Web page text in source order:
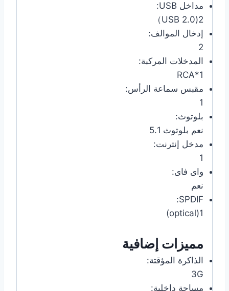
مداخل USB:
2(USB 2.0）
إدخال الموالف:
2
المدخلات المركبة:
1*RCA
مقبس سماعة الرأس:
1
بلوتوث:
نعم بلوتوث 5.1
مدخل إنترنت:
1
واى فاى:
نعم
SPDIF:
1(optical)
مميزات إضافية
الذاكرة المؤقتة:
3G
مساحة داخلية: